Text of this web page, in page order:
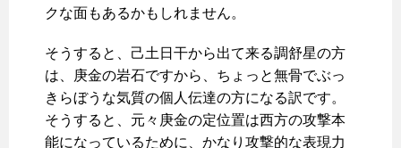
クな面もあるかもしれません。
そうすると、己土日干から出て来る調舒星の方
は、庚金の岩石ですから、ちょっと無骨でぶっ
きらぼうな気質の個人伝達の方になる訳です。
そうすると、元々庚金の定位置は西方の攻撃本
能になっているために、かなり攻撃的な表現力